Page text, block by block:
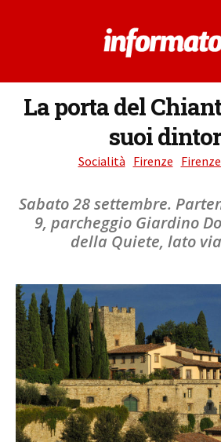
La porta del
suoi
Socialità Firenze
Sabato 28 settembre.
9, parcheggio Giardino
della Quiete, lato